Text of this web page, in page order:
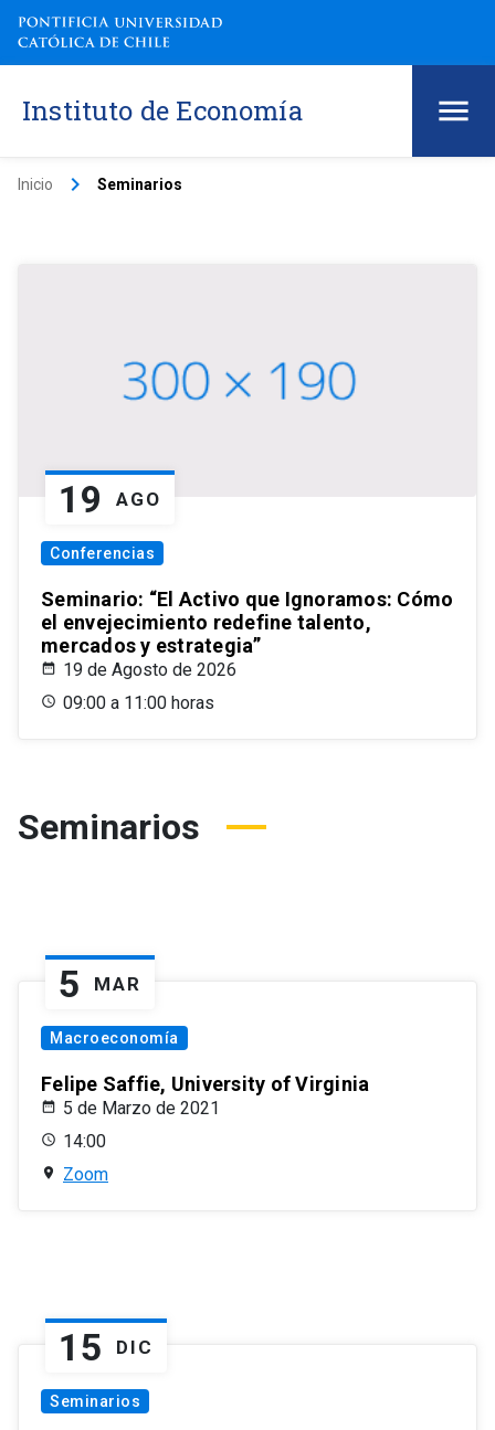
Instituto de Economía
Inicio keyboard_arrow_right Seminarios
19 AGO
Conferencias
Seminario: “El Activo que Ignoramos: Cómo
el envejecimiento redefine talento,
mercados y estrategia”
19 de Agosto de 2026
09:00 a 11:00 horas
Seminarios
5 MAR
Macroeconomía
Felipe Saffie, University of Virginia
5 de Marzo de 2021
14:00
Zoom
15 DIC
Seminarios